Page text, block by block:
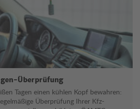
Überprüfung
Tagen einen kühlen Kopf bewahren:
Überprüfung Ihrer Kfz-